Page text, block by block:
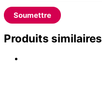
Produits similaires